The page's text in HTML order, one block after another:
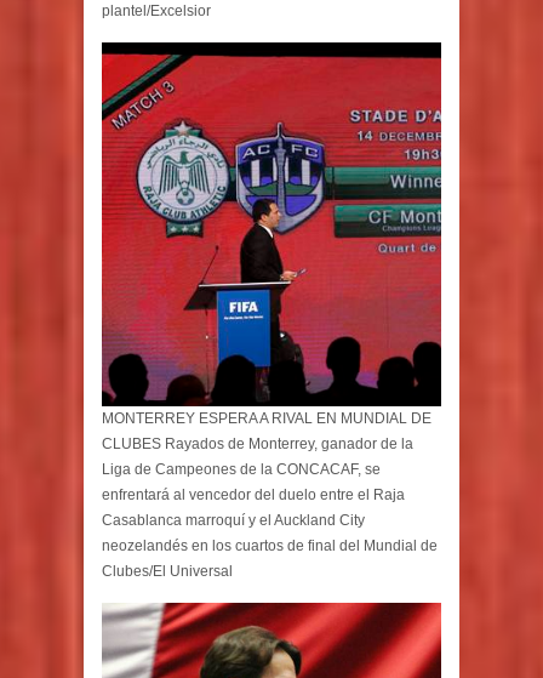
plantel/Excelsior
MONTERREY ESPERA A RIVAL EN MUNDIAL DE
CLUBES Rayados de Monterrey, ganador de la
Liga de Campeones de la CONCACAF, se
enfrentará al vencedor del duelo entre el Raja
Casablanca marroquí y el Auckland City
neozelandés en los cuartos de final del Mundial de
Clubes/El Universal